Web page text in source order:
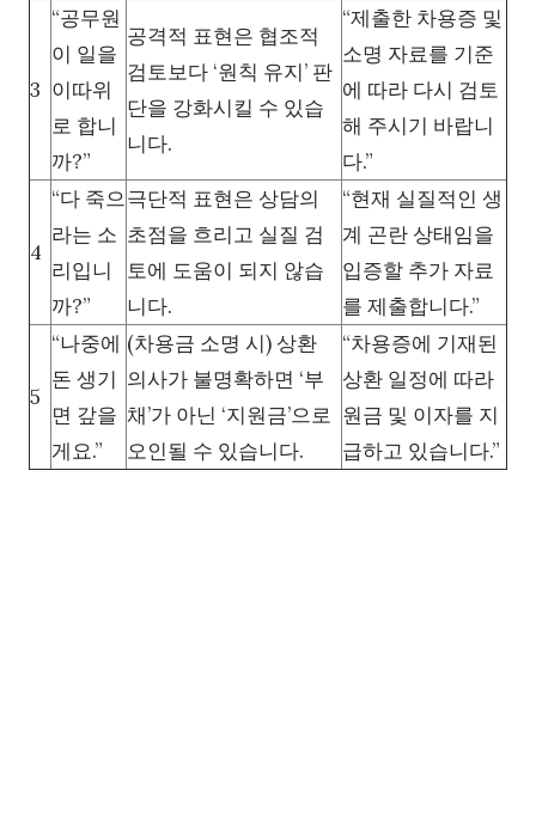
3
“공무원
이 일을
이따위
로 합니
까?”
공격적 표현은 협조적
검토보다 ‘원칙 유지’ 판
단을 강화시킬 수 있습
니다.
“제출한 차용증 및
소명 자료를 기준
에 따라 다시 검토
해 주시기 바랍니
다.”
4
“다 죽으
라는 소
리입니
까?”
극단적 표현은 상담의
초점을 흐리고 실질 검
토에 도움이 되지 않습
니다.
“현재 실질적인 생
계 곤란 상태임을
입증할 추가 자료
를 제출합니다.”
5
“나중에
돈 생기
면 갚을
게요.”
(차용금 소명 시) 상환
의사가 불명확하면 ‘부
채’가 아닌 ‘지원금’으로
오인될 수 있습니다.
“차용증에 기재된
상환 일정에 따라
원금 및 이자를 지
급하고 있습니다.”